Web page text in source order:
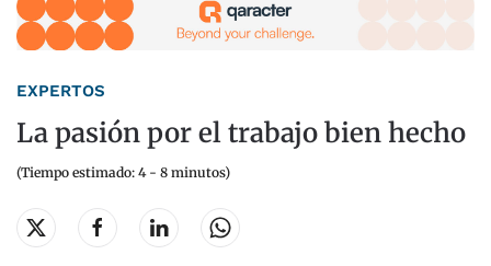
EXPERTOS
La pasión por el trabajo bien hecho
(Tiempo estimado: 4 - 8 minutos)